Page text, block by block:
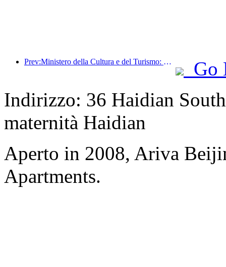
Prev:Ministero della Cultura e del Turismo: Rafforzare la gestione della qualità delle attrazioni turistiche e migliorare il livello di servizio dei luoghi panoramici
Go
Indirizzo: 36 Haidian
maternità Haidian
Aperto in 2008, Ariva
Apartments.